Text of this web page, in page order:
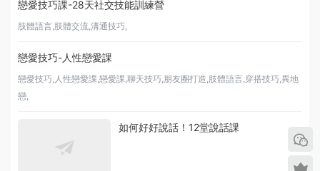
戀愛技巧課-28天社交技能訓練營
肢體語言,肢體交流,溝通技巧,
戀愛技巧-人性戀愛課
戀愛技巧,人性戀愛課,戀愛課,聊天技巧,朋友圈打造,肢體語言,穿搭技巧,異地
戀,
如何好好說話！12堂說話課